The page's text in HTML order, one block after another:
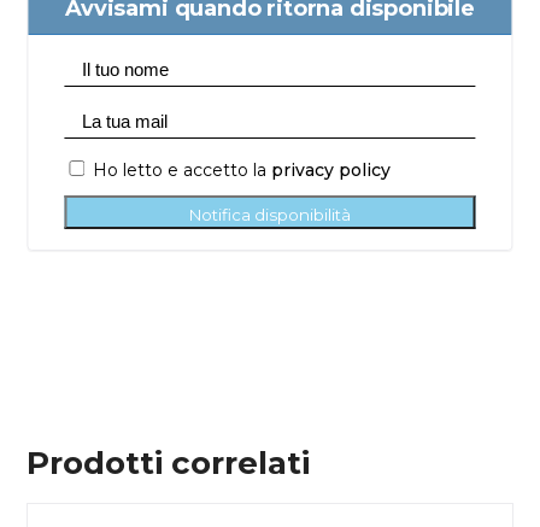
Avvisami quando ritorna disponibile
Ho letto e accetto la privacy policy
Notifica disponibilità
Prodotti correlati